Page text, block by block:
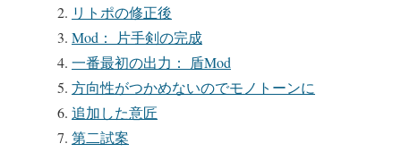
リトポの修正後
Mod： 片手剣の完成
一番最初の出力： 盾Mod
方向性がつかめないのでモノトーンに
追加した意匠
第二試案